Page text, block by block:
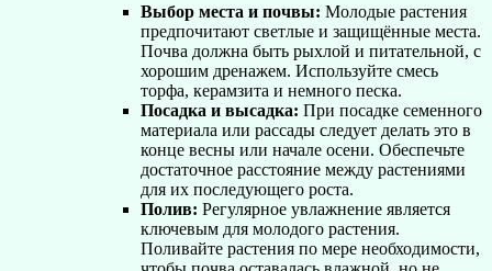
Выбор места и почвы: Молодые растения
предпочитают светлые и защищённые места.
Почва должна быть рыхлой и питательной, с
хорошим дренажем. Используйте смесь
торфа, керамзита и немного песка.
Посадка и высадка: При посадке семенного
материала или рассады следует делать это в
конце весны или начале осени. Обеспечьте
достаточное расстояние между растениями
для их последующего роста.
Полив: Регулярное увлажнение является
ключевым для молодого растения.
Поливайте растения по мере необходимости,